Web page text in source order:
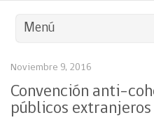
Menú
Noviembre 9, 2016
Convención anti-
públicos extranjeros